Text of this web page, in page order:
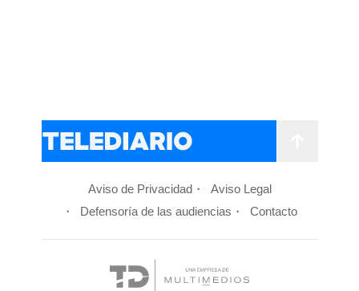
Aviso de Privacidad
Aviso Legal
Defensoría de las audiencias
Contacto